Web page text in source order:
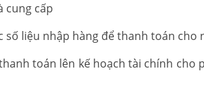
cung cấp
liệu nhập hàng để thanh toán cho
toán lên kế hoạch tài chính